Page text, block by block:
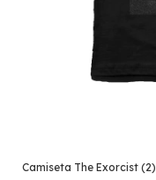
Camiseta The Exorcist (2)